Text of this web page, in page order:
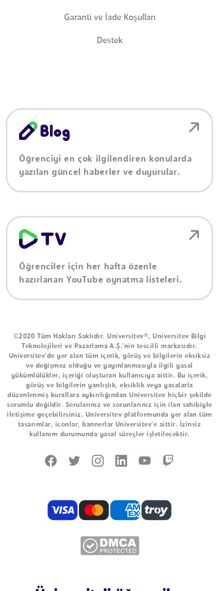
Garanti ve İade Koşulları
Destek
Öğrenciyi en çok ilgilendiren konularda
yazılan güncel haberler ve duyurular.
Öğrenciler için her hafta özenle
hazırlanan YouTube oynatma listeleri.
©2020 Tüm Hakları Saklıdır. Universitev®, Universitev Bilgi
Teknolojileri ve Pazarlama A.Ş.'nin tescilli markasıdır.
Universitev'de yer alan tüm içerik, görüş ve bilgilerin eksiksiz
ve değişmez olduğu ve yayınlanmasıyla ilgili yasal
yükümlülükler, içeriği oluşturan kullanıcıya aittir. Bu içerik,
görüş ve bilgilerin yanlışlık, eksiklik veya yasalarla
düzenlenmiş kurallara aykırılığından Universitev hiçbir şekilde
sorumlu değildir. Sorularınız ve sorunlarınız için ilan sahibiyle
iletişime geçebilirsiniz. Universitev platformunda yer alan tüm
tasarımlar, iconlar, bannerlar Universitev'e aittir. İzinsiz
kullanım durumunda yasal süreçler işletilecektir.